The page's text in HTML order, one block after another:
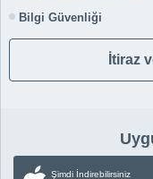
Bilgi Güvenliği
İtiraz
Şimdi İndirebilirsiniz